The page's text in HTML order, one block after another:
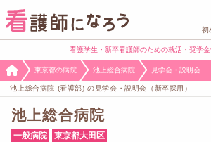
看護学生・新卒看護師のための就活・奨学金
東京都の病院 池上総合病院 見学会・説明会
池上総合病院 (看護部) の見学会・説明会（新卒採用）
池上総合病院
一般病院 東京都大田区